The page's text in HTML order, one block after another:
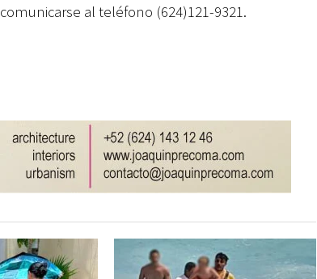
comunicarse al teléfono (624)121-9321.